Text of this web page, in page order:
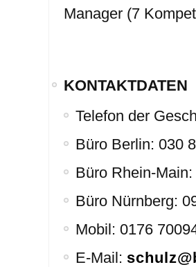
Manager (7
KONTAKTDATEN
Telefon der
Büro Berlin: 030
Büro Rhein-
Büro Nürnberg:
Mobil: 0176
E-Mail: